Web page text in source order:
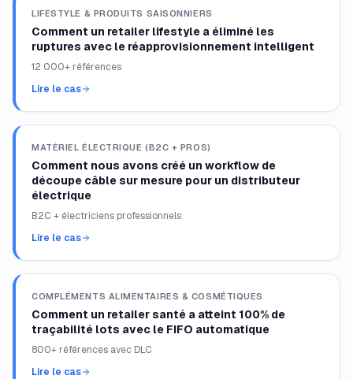
LIFESTYLE & PRODUITS SAISONNIERS
Comment un retailer lifestyle a éliminé les
ruptures avec le réapprovisionnement intelligent
12 000+ références
Lire le cas
MATÉRIEL ÉLECTRIQUE (B2C + PROS)
Comment nous avons créé un workflow de
découpe câble sur mesure pour un distributeur
électrique
B2C + électriciens professionnels
Lire le cas
COMPLÉMENTS ALIMENTAIRES & COSMÉTIQUES
Comment un retailer santé a atteint 100% de
traçabilité lots avec le FIFO automatique
800+ références avec DLC
Lire le cas